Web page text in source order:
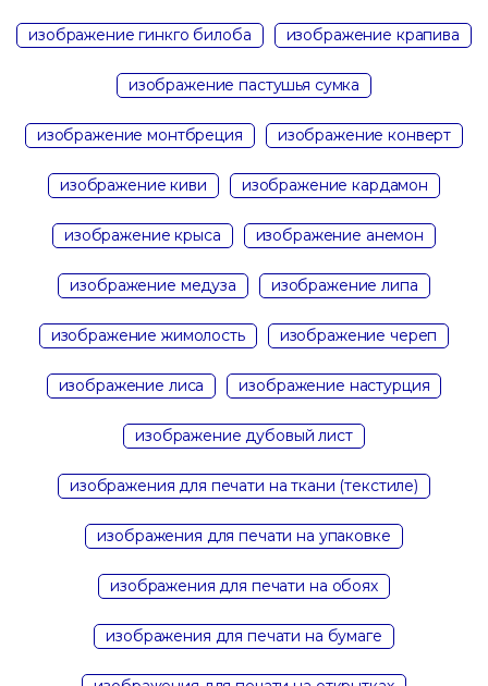
изображение гинкго билоба изображение крапива
изображение пастушья сумка
изображение монтбреция изображение конверт
изображение киви изображение кардамон
изображение крыса изображение анемон
изображение медуза изображение липа
изображение жимолость изображение череп
изображение лиса изображение настурция
изображение дубовый лист
изображения для печати на ткани (текстиле)
изображения для печати на упаковке
изображения для печати на обоях
изображения для печати на бумаге